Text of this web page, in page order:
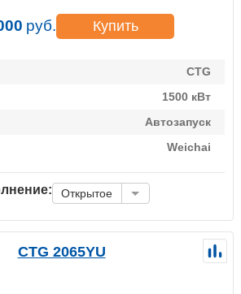
руб. Купить
CTG
1500 кВт
Автозапуск
Weichai
Открытое
CTG 2065YU